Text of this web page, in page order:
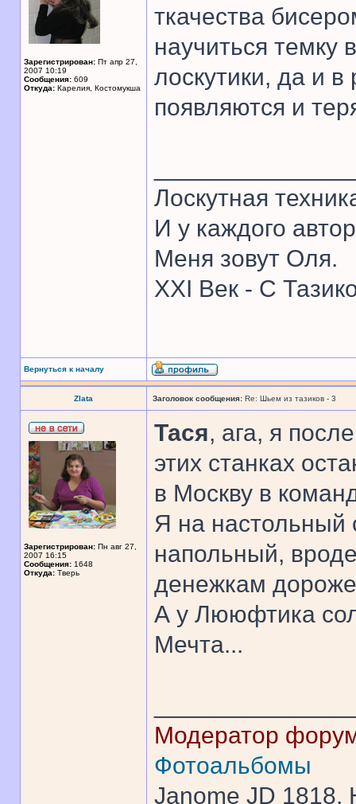
Зарегистрирован: Пт апр 27,
2007 10:19
Сообщения: 609
Откуда: Карелия, Костомукша
ткачества
научиться темку
лоскутики, да и
появляются и
Лоскутная
И у каждого
Меня зовут Оля.
XXI Век - С
Вернуться к началу
Zlata Заголовок сообщения: Re: Шьем из тазиков - 3
Зарегистрирован: Пн авг 27,
2007 16:15
Сообщения: 1648
Откуда: Тверь
Тася, ага, я
этих станках
в Москву в
Я на настольный
напольный,
денежкам
А у Лююфтика
Мечта...
Модератор
Фотоальбомы
Janome JD 1818,